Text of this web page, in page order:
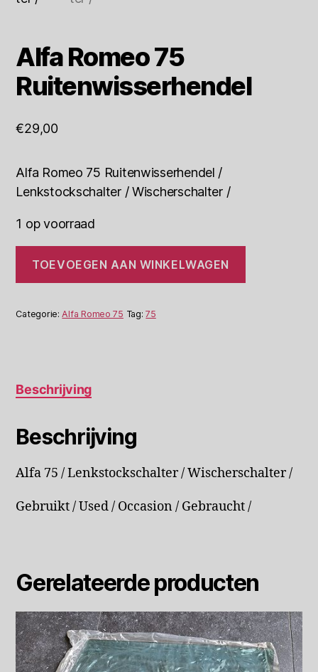
Alfa Romeo 75
Ruitenwisserhendel
€29,00
Alfa Romeo 75 Ruitenwisserhendel /
Lenkstockschalter / Wischerschalter /
1 op voorraad
Romeo
75
aantal
TOEVOEGEN AAN WINKELWAGEN
Categorie: Alfa Romeo 75 Tag:75
Beschrijving
Beschrijving
Alfa 75 / Lenkstockschalter / Wischerschalter /
Gebruikt / Used / Occasion / Gebraucht /
Gerelateerde producten